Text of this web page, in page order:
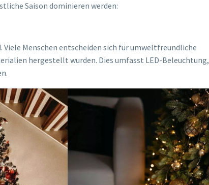
Saison dominieren werden:
Menschen entscheiden sich für umweltfreundliche
hergestellt wurden. Dies umfasst LED-Beleuchtung,